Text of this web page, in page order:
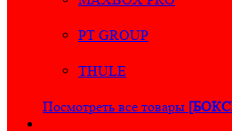
PT GROUP
THULE
Посмотреть все товары